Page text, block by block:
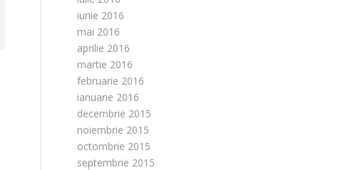
iunie 2016
mai 2016
aprilie 2016
martie 2016
februarie 2016
ianuarie 2016
decembrie 2015
noiembrie 2015
octombrie 2015
septembrie 2015